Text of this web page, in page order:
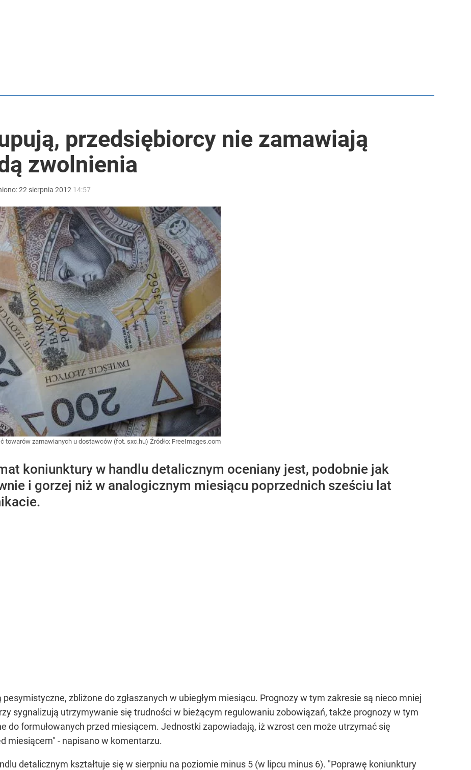
cenami nad morzem
przedsiębiorcy nie zamawiają
zwolnienia
22 sierpnia 2012 14:57
towarów zamawianych u dostawców (fot. sxc.hu) Źródło: FreeImages.com
koniunktury w handlu detalicznym oceniany jest, podobnie jak
i gorzej niż w analogicznym miesiącu poprzednich sześciu lat
zbliżone do zgłaszanych w ubiegłym miesiącu. Prognozy w tym zakresie są nieco mniej
sygnalizują utrzymywanie się trudności w bieżącym regulowaniu zobowiązań, także prognozy w tym
do formułowanych przed miesiącem. Jednostki zapowiadają, iż wzrost cen może utrzymać się
miesiącem" - napisano w komentarzu.
detalicznym kształtuje się w sierpniu na poziomie minus 5 (w lipcu minus 6). "Poprawę koniunktury